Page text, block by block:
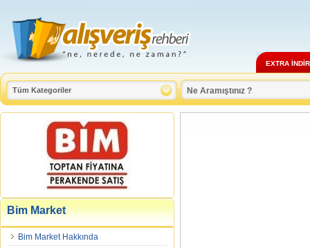
EXTRA
Bim Market
Bim Market Hakkında